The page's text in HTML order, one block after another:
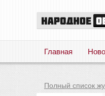
Главная
Полный список